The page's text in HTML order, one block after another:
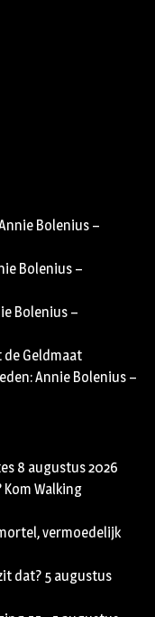
Bolenius –
Bolenius –
Bolenius –
de Geldmaat
Annie Bolenius –
8 augustus 2026
Walking
vermoedelijk
dat? 5 augustus